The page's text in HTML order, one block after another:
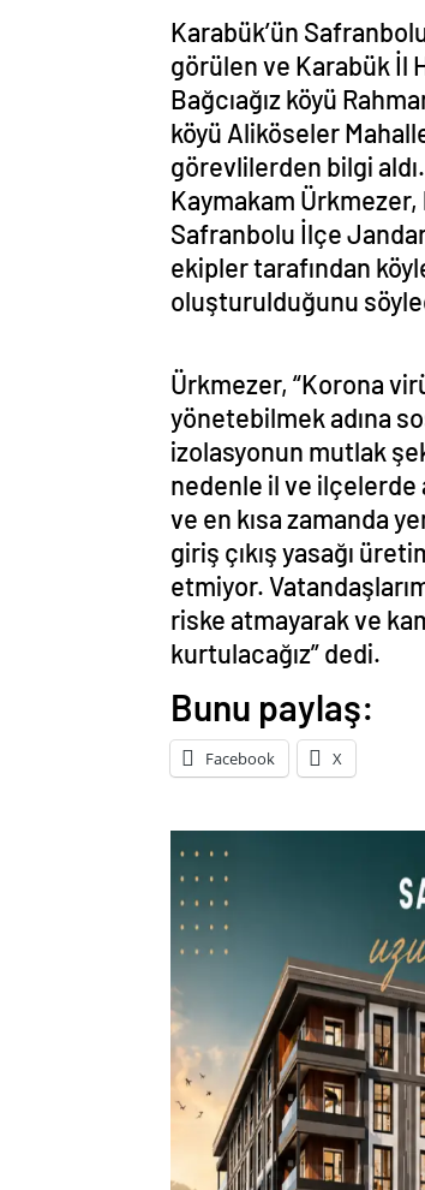
Karabük’ün
görülen ve Karabük İl
Bağcıağız köyü
köyü Aliköseler
görevlilerden bilgi aldı.
Kaymakam Ürkmezer,
Safranbolu İlçe
ekipler tarafından
oluşturulduğunu
Ürkmezer, “Korona
yönetebilmek adına
izolasyonun mutlak
nedenle il ve ilçelerde
ve en kısa zamanda
giriş çıkış yasağı
etmiyor.
riske atmayarak ve
kurtulacağız” dedi.
Bunu paylaş:
Facebook X